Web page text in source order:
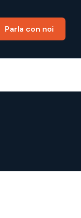
Parla con noi